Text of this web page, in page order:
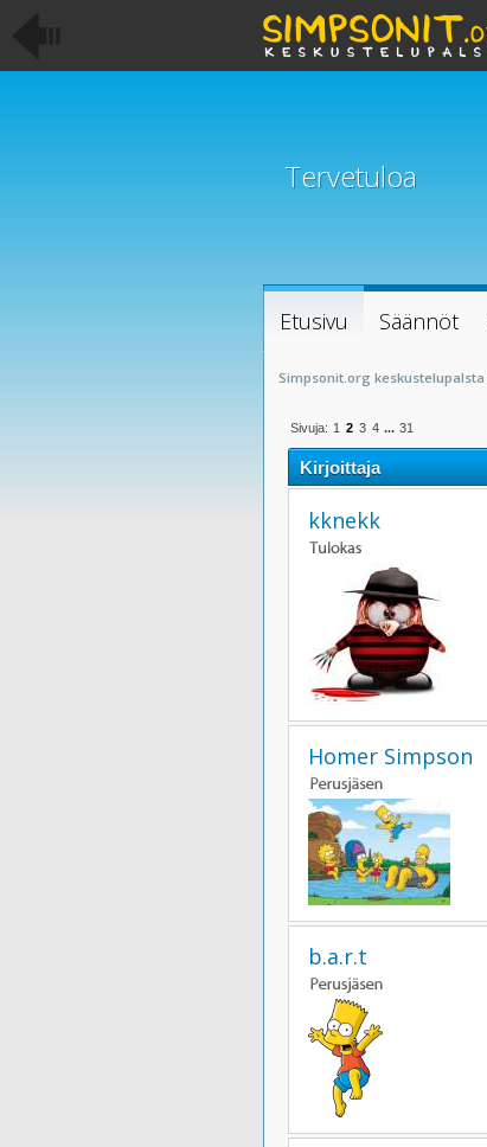
Tervetuloa
Etusivu Säännöt
Simpsonit.org keskustelupalsta
Sivuja: 1 2 3 4 ... 31
Kirjoittaja
kknekk
Homer Simpson
b.a.r.t